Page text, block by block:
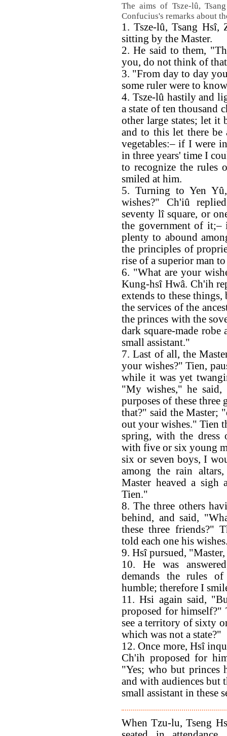
The aims of Tsze-lû,
Confucius's remarks about
1. Tsze-lû, Tsang Hsî,
sitting by the Master.
2. He said to them,
you, do not think of
3. "From day to day
some ruler were to
4. Tsze-lû hastily and
a state of ten thousand
other large states; let it
and to this let there
vegetables:– if I were
in three years' time I
to recognize the rules
smiled at him.
5. Turning to Yen
wishes?" Ch'iû
seventy lî square, or
the government of it;–
plenty to abound
the principles of
rise of a superior man
6. "What are your
Kung-hsî Hwâ. Ch'ih
extends to these
the services of the
the princes with the
dark square-made robe
small assistant."
7. Last of all, the
your wishes?" Tien,
while it was yet
"My wishes," he said,
purposes of these
that?" said the Master;
out your wishes." Tien
spring, with the dress
with five or six young
six or seven boys, I
among the rain
Master heaved a
Tien."
8. The three others
behind, and said,
these three friends?"
told each one his
9. Hsî pursued,
10. He was
demands the rules
humble; therefore I
11. Hsi again said,
proposed for himself?"
see a territory of sixty
which was not a state?"
12. Once more, Hsî
Ch'ih proposed for
"Yes; who but princes
and with audiences but
small assistant in these
When Tzu-lu, Tseng